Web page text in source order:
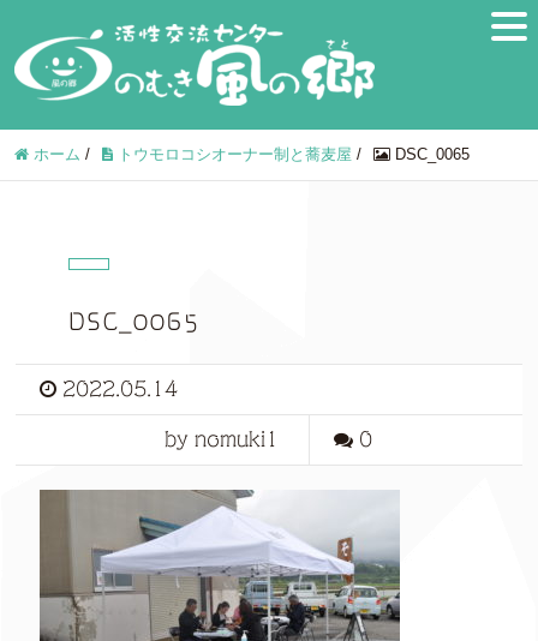
ホーム / トウモロコシオーナー制と蕎麦屋 / DSC_0065
DSC_0065
2022.05.14
by nomuki1 0